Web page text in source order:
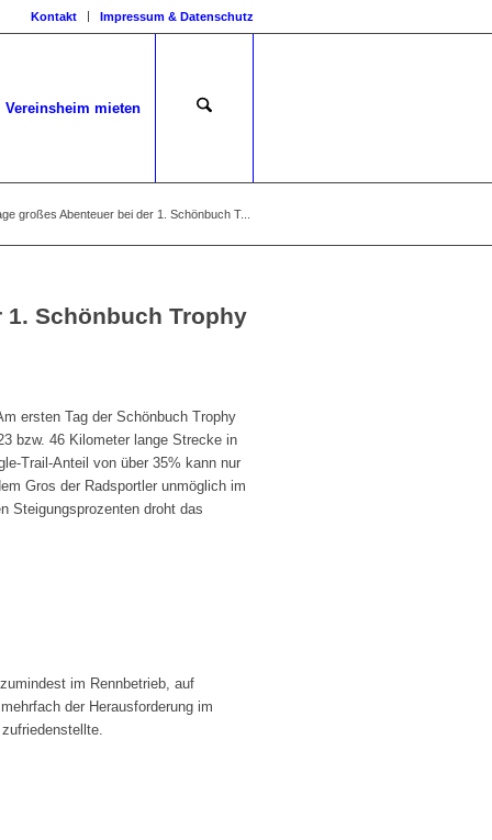
Kontakt Impressum & Datenschutz
Vereinsheim mieten
großes Abenteuer bei der 1. Schönbuch T...
1. Schönbuch Trophy
ersten Tag der Schönbuch Trophy
bzw. 46 Kilometer lange Strecke in
Trail-Anteil von über 35% kann nur
Gros der Radsportler unmöglich im
Steigungsprozenten droht das
im Rennbetrieb, auf
der Herausforderung im